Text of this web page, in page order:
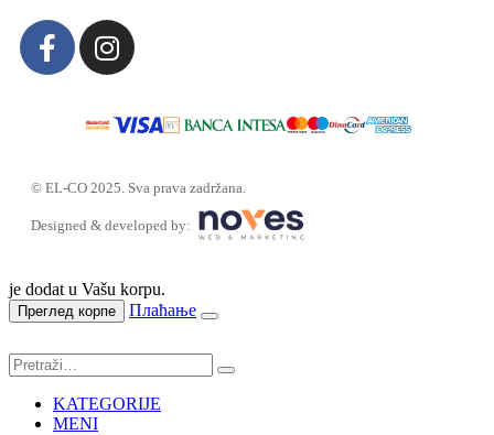
© EL-CO 2025. Sva prava zadržana.
Designed & developed by:
je dodat u Vašu korpu.
Преглед корпе Плаћање
KATEGORIJE
MENI